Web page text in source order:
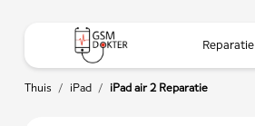
Reparatie
Thuis / iPad / iPad air 2 Reparatie